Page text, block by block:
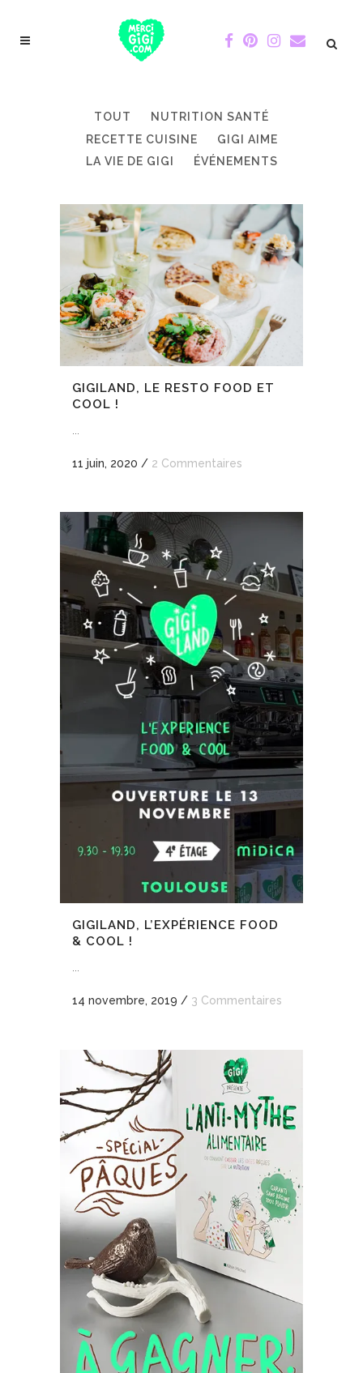
TOUT
NUTRITION SANTÉ
RECETTE CUISINE
GIGI AIME
LA VIE DE GIGI
ÉVÉNEMENTS
GIGILAND, LE RESTO FOOD ET
COOL !
11 juin, 2020 / 2 Commentaires
GIGILAND, L’EXPÉRIENCE FOOD
& COOL !
14 novembre, 2019 / 3 Commentaires